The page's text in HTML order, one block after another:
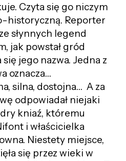
Czyta się go niczym
historyczną. Reporter
słynnych legend
jak powstał gród
się jego nazwa. Jedna z
oznacza…
silna, dostojna… A za
odpowiadał niejaki
kniaź, któremu
i właścicielka
Niestety miejsce,
się przez wieki w